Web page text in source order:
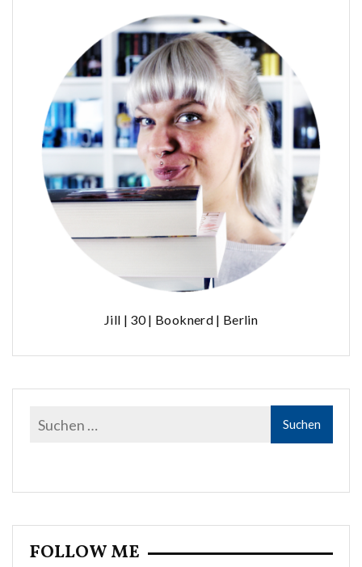
Jill | 30 | Booknerd | Berlin
FOLLOW ME